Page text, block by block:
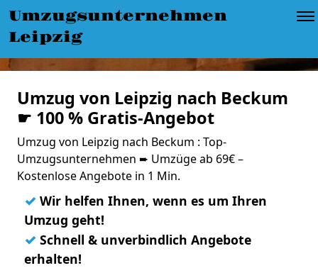
Umzugsunternehmen
Leipzig
Umzug von Leipzig nach Beckum
☛ 100 % Gratis-Angebot
Umzug von Leipzig nach Beckum : Top-
Umzugsunternehmen ➨ Umzüge ab 69€ –
Kostenlose Angebote in 1 Min.
✓ Wir helfen Ihnen, wenn es um Ihren
Umzug geht!
✓ Schnell & unverbindlich Angebote
erhalten!